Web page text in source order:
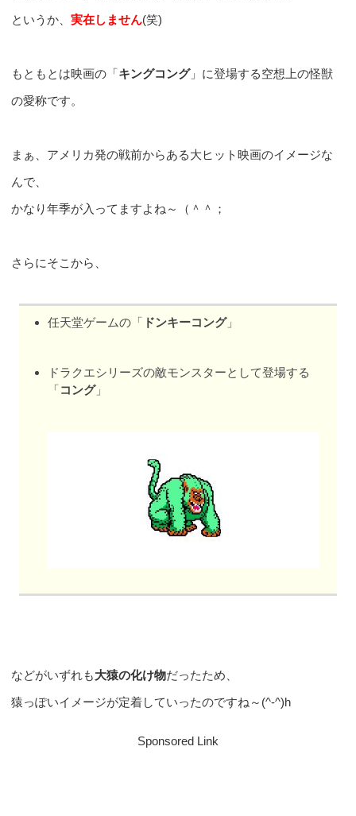
というか、実在しません(笑)
もともとは映画の「キングコング」に登場する空想上の怪獣
の愛称です。
まぁ、アメリカ発の戦前からある大ヒット映画のイメージな
んで、
かなり年季が入ってますよね～（＾＾；
さらにそこから、
任天堂ゲームの「 ドンキーコング」
ドラクエシリーズの敵モンスターとして登場する
「コング」
などがいずれも大猿の化け物だったため、
猿っぽいイメージが定着していったのですね～(^-^)h
Sponsored Link